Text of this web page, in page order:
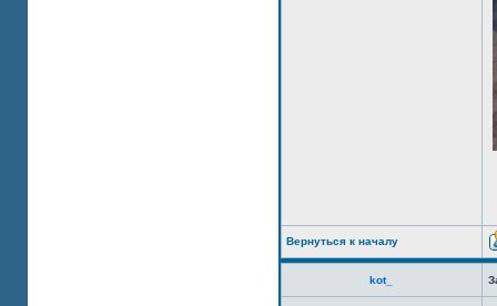
Вернуться к началу
kot_